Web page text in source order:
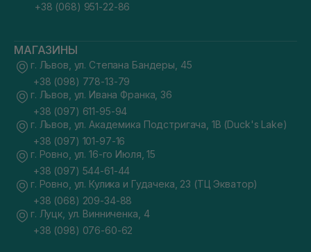
+38 (068) 951-22-86
МАГАЗИНЫ
г. Львов, ул. Степана Бандеры, 45
+38 (098) 778-13-79
г. Львов, ул. Ивана Франка, 36
+38 (097) 611-95-94
г. Львов, ул. Академика Подстригача, 1В (Duck's Lake)
+38 (097) 101-97-16
г. Ровно, ул. 16-го Июля, 15
+38 (097) 544-61-44
г. Ровно, ул. Кулика и Гудачека, 23 (ТЦ Экватор)
+38 (068) 209-34-88
г. Луцк, ул. Винниченка, 4
+38 (098) 076-60-62